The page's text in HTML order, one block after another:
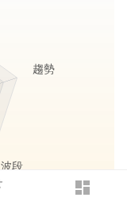
dashboard
登入
趨勢
波段